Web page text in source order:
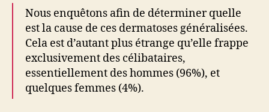
Nous enquêtons afin de déterminer quelle
est la cause de ces dermatoses généralisées.
Cela est d’autant plus étrange qu’elle frappe
exclusivement des célibataires,
essentiellement des hommes (96%), et
quelques femmes (4%).